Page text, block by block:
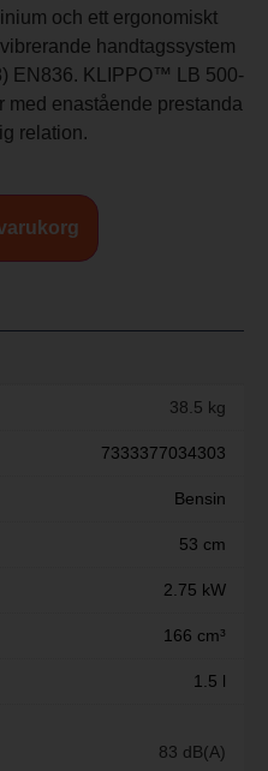
och ett ergonomiskt
handtagssystem
EN836. KLIPPO™ LB 500-
med enastående prestanda
relation.
38.5 kg
7333377034303
Bensin
53 cm
2.75 kW
166 cm³
1.5 l
83 dB(A)